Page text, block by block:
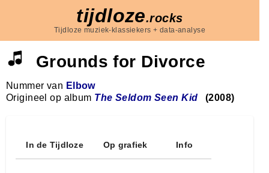
tijdloze.rocks
Tijdloze muziek-klassiekers + data-analyse
Grounds for Divorce
Nummer van Elbow
Origineel op album The Seldom Seen Kid (2008)
In de Tijdloze Op grafiek Info